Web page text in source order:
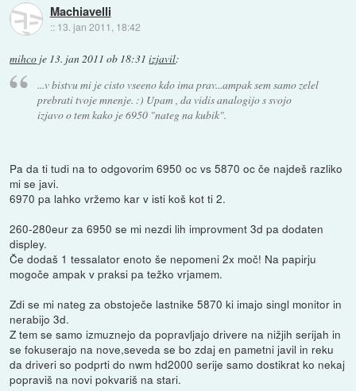
Machiavelli
:: 13. jan 2011, 18:42
mihco je 13. jan 2011 ob 18:31 izjavil:
...v bistvu mi je cisto vseeno kdo ima prav...ampak sem samo zelel
prebrati tvoje mnenje. :) Upam , da vidis analogijo s svojo
izjavo o tem kako je 6950 "nateg na kubik".
Pa da ti tudi na to odgovorim 6950 oc vs 5870 oc če najdeš razliko
mi se javi.
6970 pa lahko vržemo kar v isti koš kot ti 2.
260-280eur za 6950 se mi nezdi lih improvment 3d pa dodaten
displey.
Če dodaš 1 tessalator enoto še nepomeni 2x moč! Na papirju
mogoče ampak v praksi pa težko vrjamem.
Zdi se mi nateg za obstoječe lastnike 5870 ki imajo singl monitor in
nerabijo 3d.
Z tem se samo izmuznejo da popravljajo drivere na nižjih serijah in
se fokuserajo na nove,seveda se bo zdaj en pametni javil in reku
da driveri so podprti do nwm hd2000 serije samo dostikrat ko nekaj
popraviš na novi pokvariš na stari.